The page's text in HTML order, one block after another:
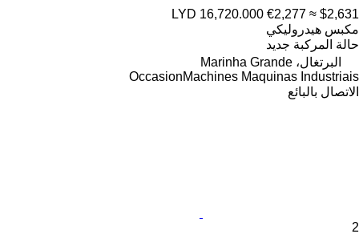
LYD 16,720.000 €2,277 ≈ $2,631
مكبس هيدروليكي
حالة المركبة جديد
البرتغال، Marinha Grande
OccasionMachines Maquinas Industriais
الاتصال بالبائع
2